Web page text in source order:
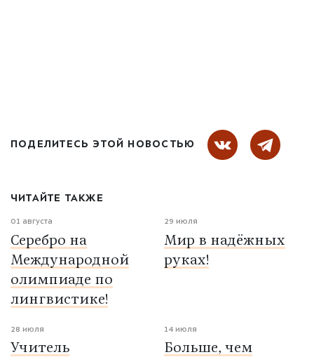
ПОДЕЛИТЕСЬ ЭТОЙ НОВОСТЬЮ
ЧИТАЙТЕ ТАКЖЕ
01 августа
Серебро на
Международной
олимпиаде по
лингвистике!
29 июля
Мир в надёжных
руках!
28 июля
Учитель
14 июля
Больше, чем